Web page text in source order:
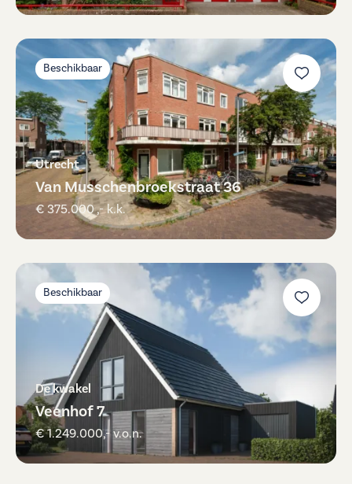
Beschikbaar
Utrecht
Van Musschenbroekstraat 36
€ 375.000 ,- k.k.
Beschikbaar
De kwakel
Veenhof 7
€ 1.249.000,- v.o.n.